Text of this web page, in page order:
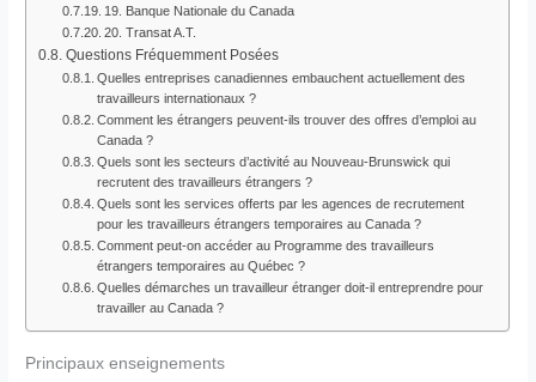
19. Banque Nationale du Canada
20. Transat A.T.
Questions Fréquemment Posées
Quelles entreprises canadiennes embauchent actuellement des
travailleurs internationaux ?
Comment les étrangers peuvent-ils trouver des offres d’emploi au
Canada ?
Quels sont les secteurs d’activité au Nouveau-Brunswick qui
recrutent des travailleurs étrangers ?
Quels sont les services offerts par les agences de recrutement
pour les travailleurs étrangers temporaires au Canada ?
Comment peut-on accéder au Programme des travailleurs
étrangers temporaires au Québec ?
Quelles démarches un travailleur étranger doit-il entreprendre pour
travailler au Canada ?
Principaux enseignements